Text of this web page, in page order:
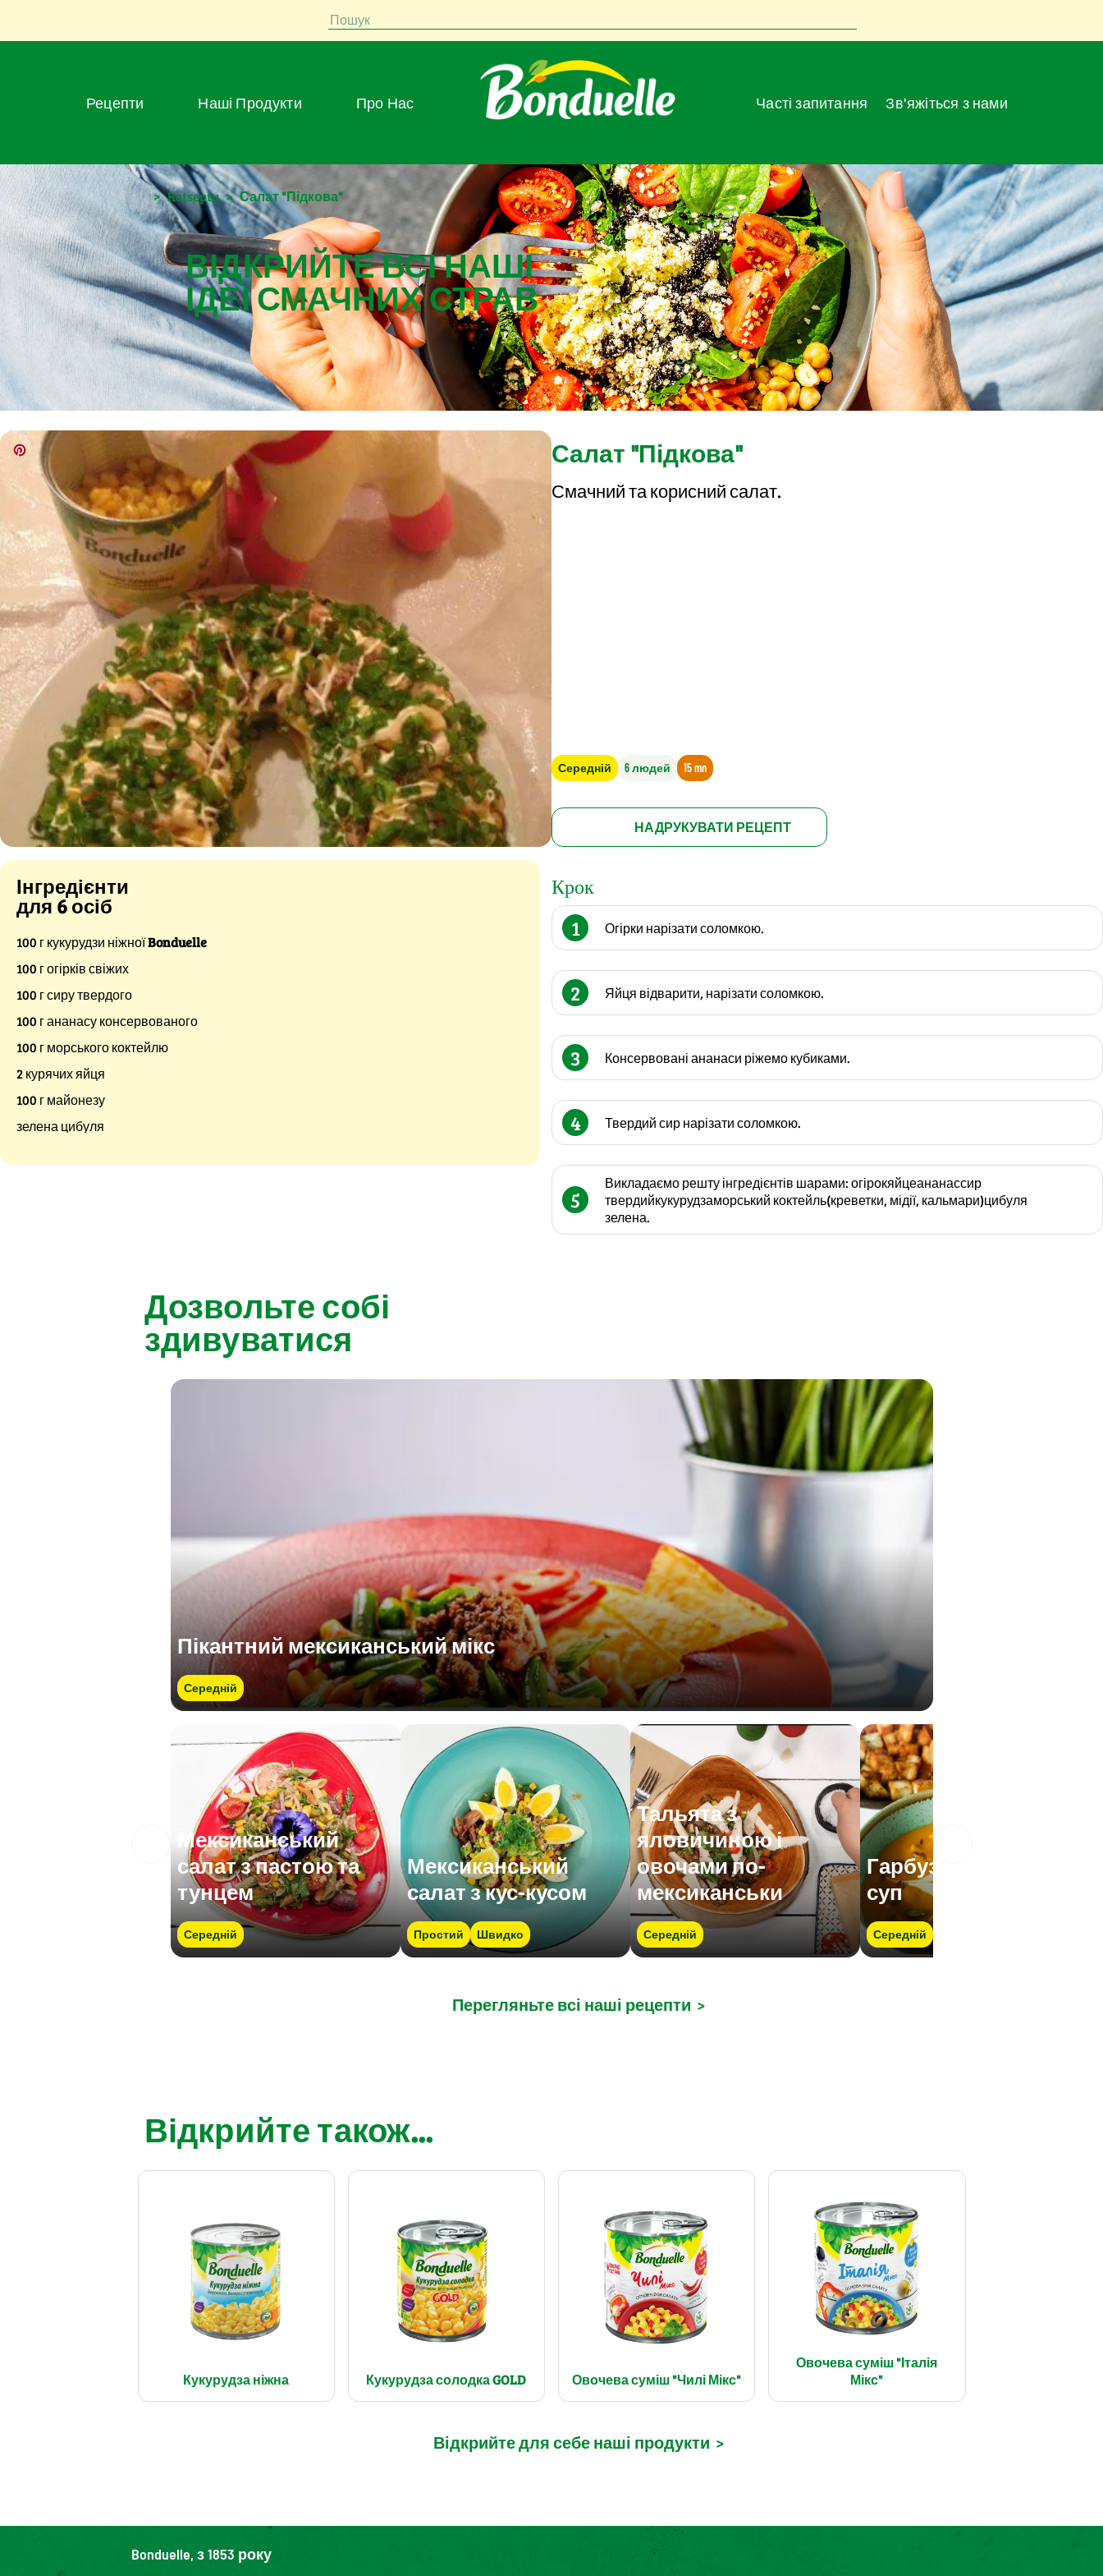
Пошук
Рецепти Наші Продукти Про Нас Часті запитання Зв'яжіться з нами
> Retsepty > Салат "Підкова"
ВІДКРИЙТЕ ВСІ НАШІ
ІДЕЇ СМАЧНИХ СТРАВ
Салат "Підкова"
Смачний та корисний салат.
Середній 6 людей 15 mn
НАДРУКУВАТИ РЕЦЕПТ
Інгредієнти
для 6 осіб
100 г кукурудзи ніжноїBonduelle
100 г огірків свіжих
100 г сиру твердого
100 г ананасу консервованого
100 г морського коктейлю
2 курячих яйця
100 г майонезу
зелена цибуля
Крок
1 Огірки нарізати соломкою.
2 Яйця відварити, нарізати соломкою.
3 Консервовані ананаси ріжемо кубиками.
4 Твердий сир нарізати соломкою.
5
Викладаємо решту інгредієнтів шарами: огірокяйцеананассир
твердийкукурудзаморський коктейль(креветки, мідії, кальмари)цибуля
зелена.
Дозвольте собі
здивуватися
Пікантний мексиканський мікс
Середній
Мексиканський
салат з пастою та
тунцем
Середній
Мексиканський
салат з кус-кусом
Простий Швидко
Тальята з
яловичиною і
овочами по-
мексиканськи
Середній
Гарбузовий крем-
суп
Середній
Перегляньте всі наші рецепти >
Відкрийте також...
Кукурудза ніжна Кукурудза солодка GOLD Овочева суміш "Чилі Мікс"
Овочева суміш "Італія
Мікс"
Відкрийте для себе наші продукти >
Bonduelle, з 1853 року